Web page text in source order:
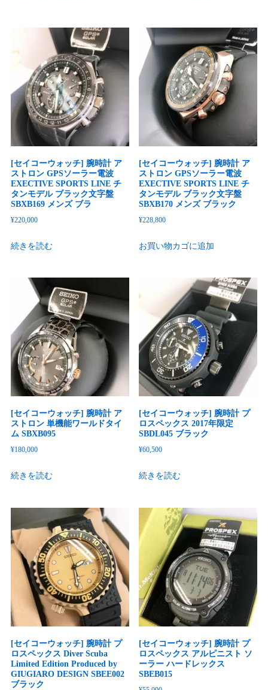
[セイコーウォッチ] 腕時計 ア
ストロン GPSソーラー電波
EXECTIVE SPORTS LINE チ
タンモデル ブラック文字盤
SBXB169 メンズ ブラ
¥220,000
続きを読む
[セイコーウォッチ] 腕時計 ア
ストロン GPSソーラー電波
EXECTIVE SPORTS LINE チ
タンモデル ブラック文字盤
SBXB170 メンズ ブラック
¥228,800
お買い物カゴに追加
[セイコーウォッチ] 腕時計 ア
ストロン 単機能ワールドタイ
ム SBXB095
¥180,000
続きを読む
[セイコーウォッチ] 腕時計 プ
ロスペックス 2017年限定
SBDL045 ブラック
¥60,500
続きを読む
[セイコーウォッチ] 腕時計 プ
ロスペックス Diver Scuba
Limited Edition Produced by
GIUGIARO DESIGN SBEE002
ブラック
[セイコーウォッチ] 腕時計 プ
ロスペックス アルピニスト ソ
ーラー ハードレックス
SBEB015